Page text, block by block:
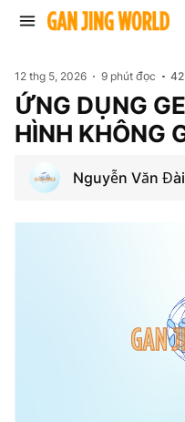
12 thg 5, 2026 9 phút đọc 42
ỨNG DỤNG
HÌNH KHÔNG
Nguyễn Văn Đài